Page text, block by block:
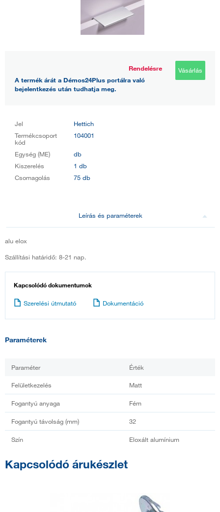
Rendelésre
A termék árát a Démos24Plus portálra való
bejelentkezés után tudhatja meg.
Vásárlás
Jel
Hettich
Termékcsoport
kód
104001
Egység (ME)
db
Kiszerelés
1 db
Csomagolás
75 db
Leírás és paraméterek
alu elox
Szállítási határidő: 8-21 nap.
Kapcsolódó dokumentumok
Szerelési útmutató Dokumentáció
Paraméterek
Paraméter Érték
Felületkezelés Matt
Fogantyú anyaga Fém
Fogantyú távolság (mm) 32
Szín Eloxált alumínium
Kapcsolódó árukészlet